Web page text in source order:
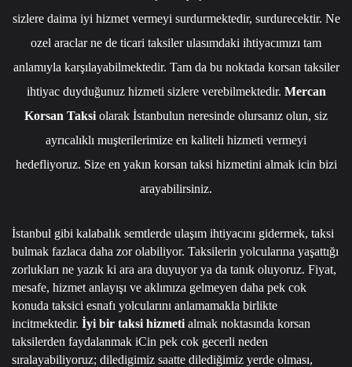
sizlere daima iyi hizmet vermeyi surdurmektedir, surdurecektir. Ne
ozel araclar ne de ticari taksiler ulasımdaki ihtiyacımızı tam
anlamıyla karşılayabilmektedir. Tam da bu noktada korsan taksiler
ihtiyac duyduğunuz hizmeti sizlere verebilmektedir. Mercan
Korsan Taksi olarak İstanbulun neresinde olursanız olun, siz
ayrıcalıklı muşterilerimize en kaliteli hizmeti vermeyi
hedefliyoruz. Size en yakın korsan taksi hizmetini almak icin bizi
arayabilirsiniz.
İstanbul gibi kalabalık semtlerde ulaşım ihtiyacını gidermek, taksi
bulmak fazlaca daha zor olabiliyor. Taksilerin yolcularına yaşattığı
zorlukları ne yazık ki ara ara duyuyor ya da tanık oluyoruz. Fiyat,
mesafe, hizmet anlayışı ve aklımıza gelmeyen daha pek cok
konuda taksici esnafı yolcularını anlamamakla birlikte
incitmektedir. İyi bir taksi hizmeti almak noktasında korsan
taksilerden faydalanmak iCin pek cok gecerli neden
sıralayabiliyoruz; diledigimiz saatte dilediğimiz yerde olması,